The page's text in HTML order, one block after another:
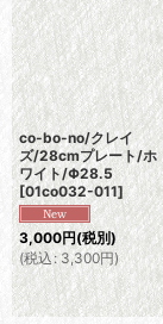
co-bo-no/クレイ
ズ/28cmプレート/ホ
ワイト/Φ28.5
[01co032-011]
3,000円(税別)
(税込: 3,300円)